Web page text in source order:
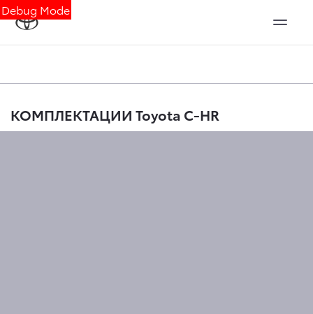
Debug Mode
КОМПЛЕКТАЦИИ Toyota C-HR